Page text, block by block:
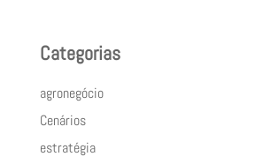
Categorias
agronegócio
Cenários
estratégia